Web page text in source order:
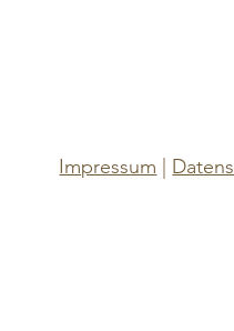
Impressum